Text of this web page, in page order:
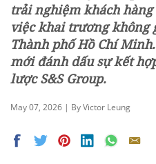
trải nghiệm khách
việc khai trương không
Thành phố Hồ Chí
mới đánh dấu sự kết
lược S&S Group.
May 07, 2026 | By Victor Leung